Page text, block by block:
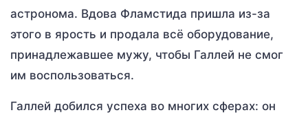
астронома. Вдова Фламстида пришла из-за
этого в ярость и продала всё оборудование,
принадлежавшее мужу, чтобы Галлей не смог
им воспользоваться.
Галлей добился успеха во многих сферах: он